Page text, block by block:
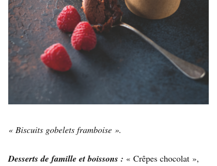
« Biscuits gobelets framboise ».
Desserts de famille et boissons : « Crêpes chocolat »,